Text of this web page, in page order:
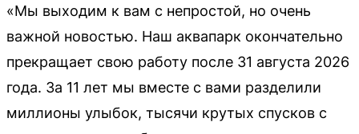
«Мы выходим к вам с непростой, но очень
важной новостью. Наш аквапарк окончательно
прекращает свою работу после 31 августа 2026
года. За 11 лет мы вместе с вами разделили
миллионы улыбок, тысячи крутых спусков с